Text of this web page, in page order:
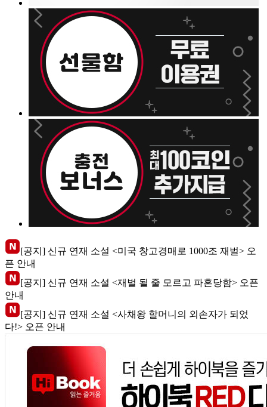
[공지] 신규 연재 소설 <미국 창고경매로 1000조 재벌> 오
픈 안내
[공지] 신규 연재 소설 <재벌 될 줄 모르고 파혼당함> 오픈
안내
[공지] 신규 연재 소설 <사채왕 할머니의 외손자가 되었
다!> 오픈 안내